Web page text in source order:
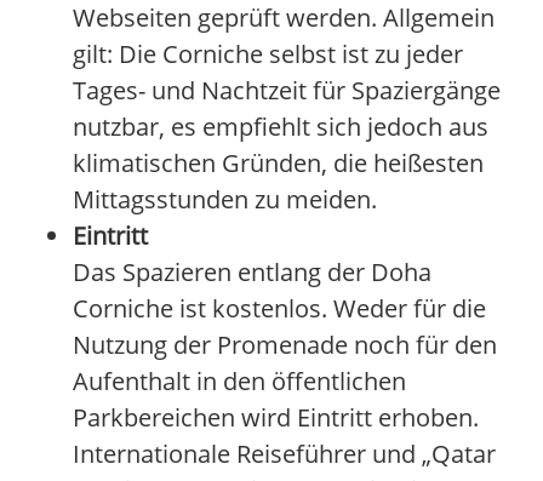
Webseiten geprüft werden. Allgemein
gilt: Die Corniche selbst ist zu jeder
Tages- und Nachtzeit für Spaziergänge
nutzbar, es empfiehlt sich jedoch aus
klimatischen Gründen, die heißesten
Mittagsstunden zu meiden.
Eintritt
Das Spazieren entlang der Doha
Corniche ist kostenlos. Weder für die
Nutzung der Promenade noch für den
Aufenthalt in den öffentlichen
Parkbereichen wird Eintritt erhoben.
Internationale Reiseführer und „Qatar